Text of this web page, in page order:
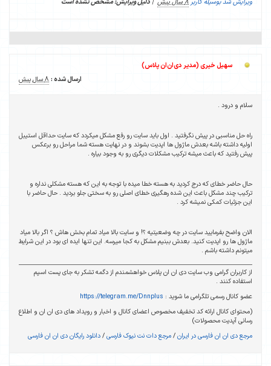
سهیل خیری (مدیر دی‌ان‌ان پلاس)
ارسال شده :8 سال پیش
سلام و درود .
راه حل مناسبی در پیش نگرفتید . اول باید سایت رو رفع مشکل میکردد که سایت حداقل استیبل
اولیه داشته باشه بعدش ماژول ها اپدیت بشوند و در نهایت هسته شما مراحل رو برعکس
پیش رفتید که باعث میشه ترکیب مشکلات دیگری رو به وجود بیاره .
حال حاضر خطای که درج کردید به هسته خطا میده با توجه به این که هسته مشکلی نداره و
ترکیب چند مشکل باعث این شده رهگیری خطای اصلی رو به سختی جلو بردید . حال حاضر با
این جزئیات کمکی نمیشه کرد .
الان واضح بفرمایید سایت در چه وضعیتیه ؟! و سایت بالا میاد تمام بخش هاش ؟ اگر بالا میاد
ماژول ها رو اپدیت کنید. بعدش ببنیم مشکل به کجا میرسه. این تنها ایده ای بود در این شرایط
میتونم داشته باشم .
از کاربران گرامی وب سایت دی ان ان پلاس خواهشمندم از دگمه تشکر به جای پست اسپم
استفاده کنند .
عضو کانال رسمی تلگرامی ما شوید :https://telegram.me/Dnnplus
(محتوای کانال ارائه کد تخفیف مخصوص اعضای کانال و اخبار و رویداد های دی ان ان و اطلاع
رسانی آپدیت محصولات)
مرجع دی ان ان فارسی در ایران /مرجع دات نت نیوک فارسی/دانلود رایگان دی ان ان فارسی